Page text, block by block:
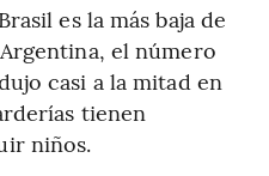
es la más baja de
el número
casi a la mitad en
tienen
niños.